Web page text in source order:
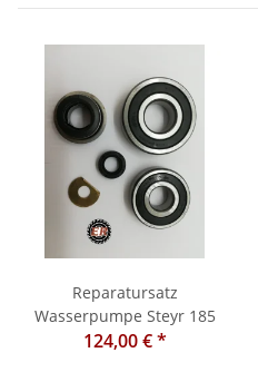
Reparatursatz
Wasserpumpe Steyr 185
124,00 €*